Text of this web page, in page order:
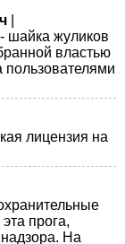
шайка жуликов
властью
пользователями
лицензия на
прога,
На